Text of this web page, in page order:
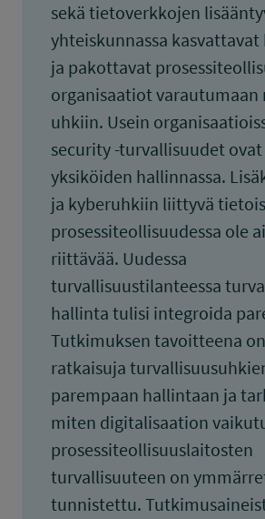
sekä tietoverkkojen
yhteiskunnassa
ja pakottavat
organisaatiot varautumaan
uhkiin. Usein
security -turvallisuudet
yksiköiden hallinnassa.
ja kyberuhkiin liittyvä
prosessiteollisuudessa ole
riittävää. Uudessa
turvallisuustilanteessa
hallinta tulisi integroida
Tutkimuksen tavoitteena
ratkaisuja
parempaan hallintaan ja
miten digitalisaation
prosessiteollisuuslaitosten
turvallisuuteen on
tunnistettu.